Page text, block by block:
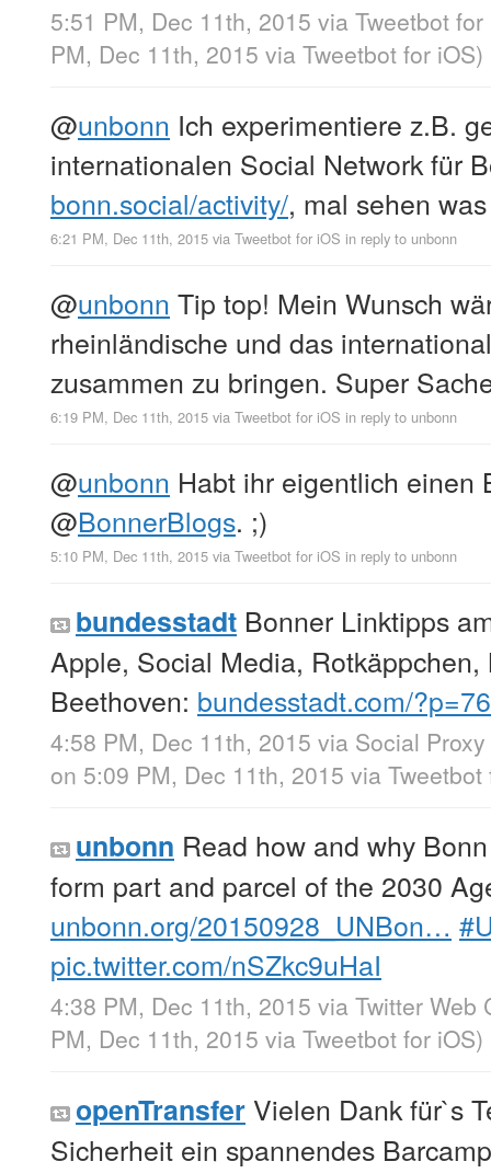
5:51 PM, Dec 11th, 2015 via Tweetbot
PM, Dec 11th, 2015 via Tweetbot for iΟS)
@unbonn Ich experimentiere z.B.
internationalen Social Network für
bonn.social/activity/, mal sehen
6:21 PM, Dec 11th, 2015 via Tweetbot for iΟS in reply to unbonn
@unbonn Tip top! Mein Wunsch
rheinländische und das
zusammen zu bringen. Super
6:19 PM, Dec 11th, 2015 via Tweetbot for iΟS in reply to unbonn
@unbonn Habt ihr eigentlich einen
@BonnerBlogs. ;)
5:10 PM, Dec 11th, 2015 via Tweetbot for iΟS in reply to unbonn
bundesstadt Bonner Linktipps
Apple, Social Media,
Beethoven: bundesstadt.com/
4:58 PM, Dec 11th, 2015 via Social
on 5:09 PM, Dec 11th, 2015 via
unbonn Read how and why
form part and parcel of the 2030
unbonn.org/20150928_UNBon…
pic.twitter.com/nSZkc9uHaI
4:38 PM, Dec 11th, 2015 via Twitter Web
PM, Dec 11th, 2015 via Tweetbot for iΟS)
openTransfer Vielen Dank für`s
Sicherheit ein spannendes